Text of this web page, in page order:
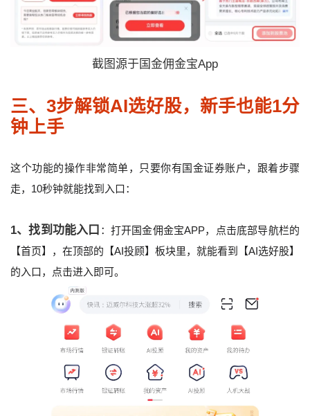
截图源于国金佣金宝App
三、3步解锁AI选好股，新手也能1分
钟上手
这个功能的操作非常简单，只要你有国金证券账户，跟着步骤
走，10秒钟就能找到入口：
1、找到功能入口 ：打开国金佣金宝APP，点击底部导航栏的
【首页】，在顶部的【AI投顾】板块里，就能看到【AI选好股】
的入口，点击进入即可。